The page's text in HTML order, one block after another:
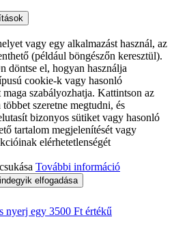
vagy egy alkalmazást használ, az
(például böngészőn keresztül).
döntse el, hogyan használja
cookie-k vagy hasonló
szabályozhatja. Kattintson az
szeretne megtudni, és
bizonyos sütiket vagy hasonló
tartalom megjelenítését vagy
elérhetetlenségét
További információ
elfogadása
nyerj egy 3500 Ft értékű